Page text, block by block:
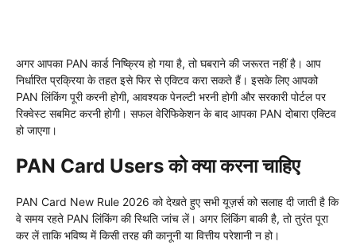
अगर आपका PAN कार्ड निष्क्रिय हो गया है, तो घबराने की जरूरत नहीं है। आप
निर्धारित प्रक्रिया के तहत इसे फिर से एक्टिव करा सकते हैं। इसके लिए आपको
PAN लिंकिंग पूरी करनी होगी, आवश्यक पेनल्टी भरनी होगी और सरकारी पोर्टल पर
रिक्वेस्ट सबमिट करनी होगी। सफल वेरिफिकेशन के बाद आपका PAN दोबारा एक्टिव
हो जाएगा।
PAN Card Users को क्या करना चाहिए
PAN Card New Rule 2026 को देखते हुए सभी यूज़र्स को सलाह दी जाती है कि
वे समय रहते PAN लिंकिंग की स्थिति जांच लें। अगर लिंकिंग बाकी है, तो तुरंत पूरा
कर लें ताकि भविष्य में किसी तरह की कानूनी या वित्तीय परेशानी न हो।